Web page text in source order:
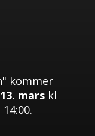
kommer
mars kl
14:00.